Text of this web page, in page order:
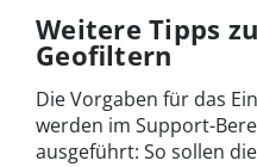
Weitere Tipps
Geofiltern
Die Vorgaben für das
werden im Support-
ausgeführt: So sollen